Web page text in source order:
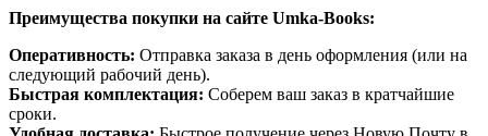
Преимущества покупки на сайте Umka-Books:
Оперативность: Отправка заказа в день оформления (или на
следующий рабочий день).
Быстрая комплектация: Соберем ваш заказ в кратчайшие
сроки.